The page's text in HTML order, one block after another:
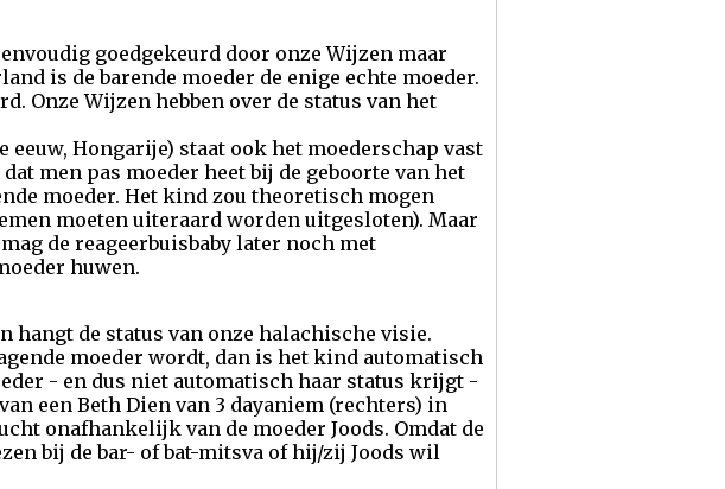
goedgekeurd door onze Wijzen maar
is de barende moeder de enige echte moeder.
Onze Wijzen hebben over de status van het
eeuw, Hongarije) staat ook het moederschap vast
men pas moeder heet bij de geboorte van het
moeder. Het kind zou theoretisch mogen
moeten uiteraard worden uitgesloten). Maar
de reageerbuisbaby later noch met
huwen.
hangt de status van onze halachische visie.
moeder wordt, dan is het kind automatisch
- en dus niet automatisch haar status krijgt -
een Beth Dien van 3 dayaniem (rechters) in
onafhankelijk van de moeder Joods. Omdat de
bij de bar- of bat-mitsva of hij/zij Joods wil